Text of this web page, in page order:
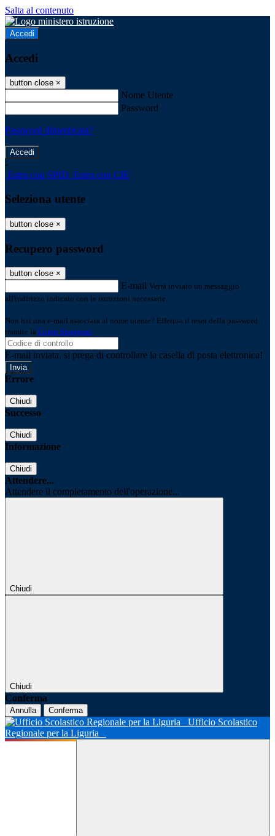
Salta al contenuto
Accedi
Accedi
button close ×
Nome Utente
Password
Password dimenticata?
-
Entra con SPID Entra con CIE
Seleziona utente
button close ×
Recupero password
button close ×
E-mail Verrà inviato un messaggio
all'indirizzo indicato con le istruzioni necessarie.
Non hai una e-mail associata al nome utente? Effettua il reset della password
tramite la Login Spaggiari
E-mail inviata, si prega di controllare la casella di posta elettronica!
Errore
Chiudi
Successo
Chiudi
Informazione
Chiudi
Attendere...
Attendere il completamento dell'operazione...
Chiudi
Chiudi
Conferma
Annulla Conferma
Ufficio Scolastico
Regionale per la Liguria